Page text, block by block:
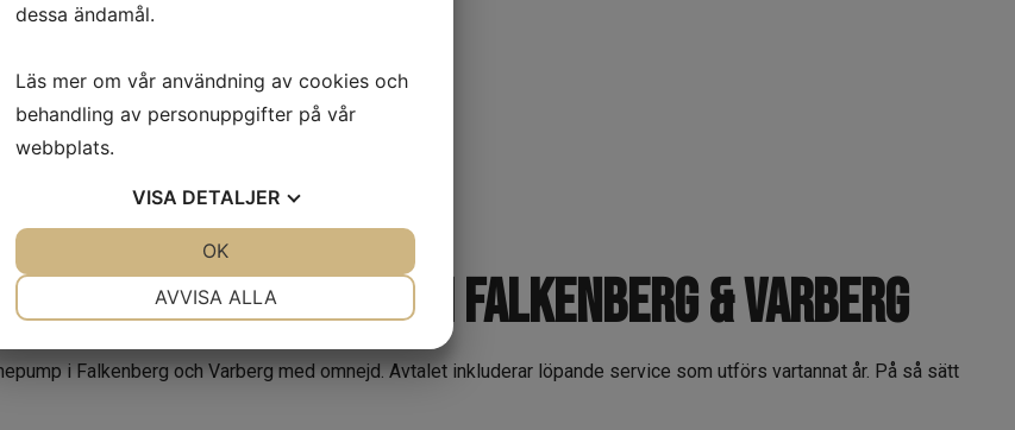
idag!
av luftvärmepump i falkenberg & Varberg
i Falkenberg och Varberg med omnejd. Avtalet inkluderar löpande service som utförs vartannat år. På så sätt
dessa ändamål.
Läs mer om vår användning av cookies och
behandling av personuppgifter på vår
webbplats.
VISA DETALJER
MARKNADSFÖRING STATISTIK
AVVISA ALLA
OK